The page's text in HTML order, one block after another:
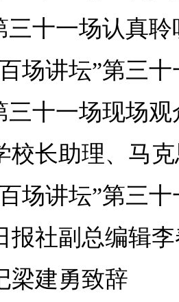
三十一场认真
场讲坛”第三
三十一场现场
校长助理、马
场讲坛”第三
报社副总编辑
梁建勇致辞